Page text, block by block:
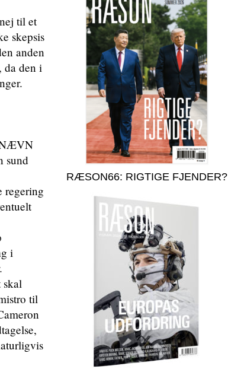
til et
skepsis
anden
da den i
NÆVN
sund
regering
i
til
RÆSON66: RIGTIGE FJENDER?